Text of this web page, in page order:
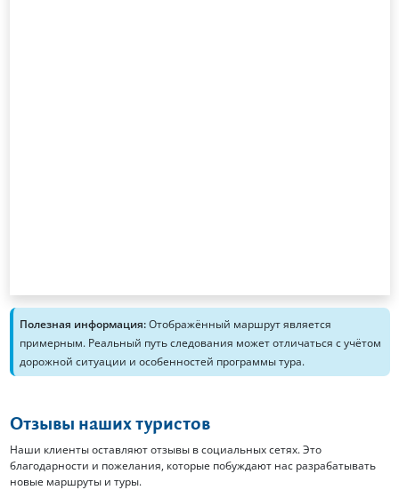
Полезная информация:Отображённый маршрут является
примерным. Реальный путь следования может отличаться с учётом
дорожной ситуации и особенностей программы тура.
Отзывы наших туристов
Наши клиенты оставляют отзывы в социальных сетях. Это
благодарности и пожелания, которые побуждают нас разрабатывать
новые маршруты и туры.